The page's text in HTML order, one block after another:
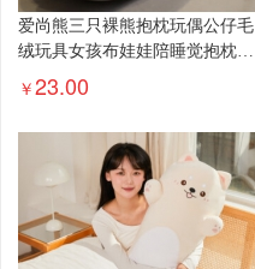
爱尚熊三只裸熊抱枕玩偶公仔毛
绒玩具女孩布娃娃陪睡觉抱枕长
条咱...
￥23.00